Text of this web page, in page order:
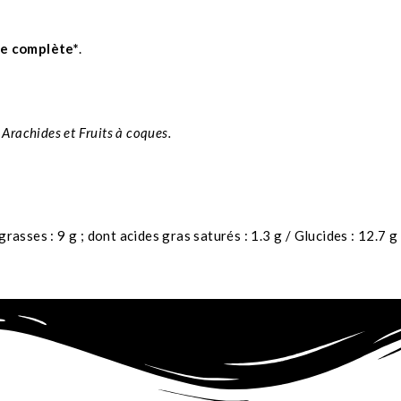
complète*.
et Fruits à coques.
: 9 g ; dont acides gras saturés : 1.3 g / Glucides : 12.7